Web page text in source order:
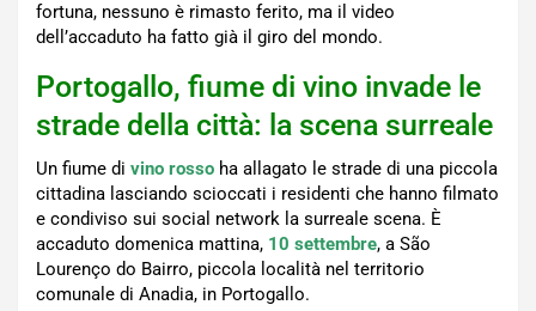
fortuna, nessuno è rimasto ferito, ma il video
dell’accaduto ha fatto già il giro del mondo.
Portogallo, fiume di vino invade le
strade della città: la scena surreale
Un fiume di vino rosso ha allagato le strade di una piccola
cittadina lasciando scioccati i residenti che hanno filmato
e condiviso sui social network la surreale scena. È
accaduto domenica mattina, 10 settembre, a São
Lourenço do Bairro, piccola località nel territorio
comunale di Anadia, in Portogallo.